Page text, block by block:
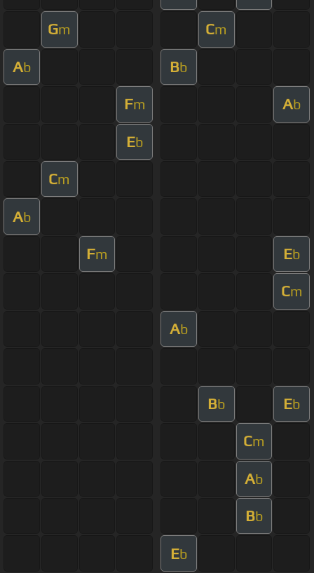
Gm Cm
Ab Bb
Fm Ab
Eb
Cm
Ab
Fm Eb
Cm
Ab
Bb Eb
Cm
Ab
Bb
Eb